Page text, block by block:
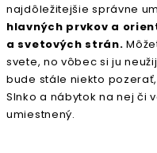
najdôležitejšie správne
hlavných prvkov a
a svetových strán.
svete, no vôbec si ju
bude stále niekto
Slnko a nábytok na nej či
umiestnený.